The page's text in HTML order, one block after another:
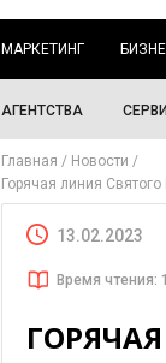
МАРКЕТИНГ
АГЕНТСТВА
Главная
Новости
Горячая линия
13.02.2023
Время чтения: